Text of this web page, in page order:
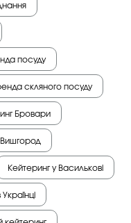
посуду
скляного посуду
Бровари
Кейтеринг у Василькові